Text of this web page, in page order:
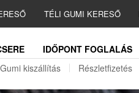
TÉLI GUMI KERESŐ
IDŐPONT FOGLALÁS
Gumi kiszállítás Részletfizetés